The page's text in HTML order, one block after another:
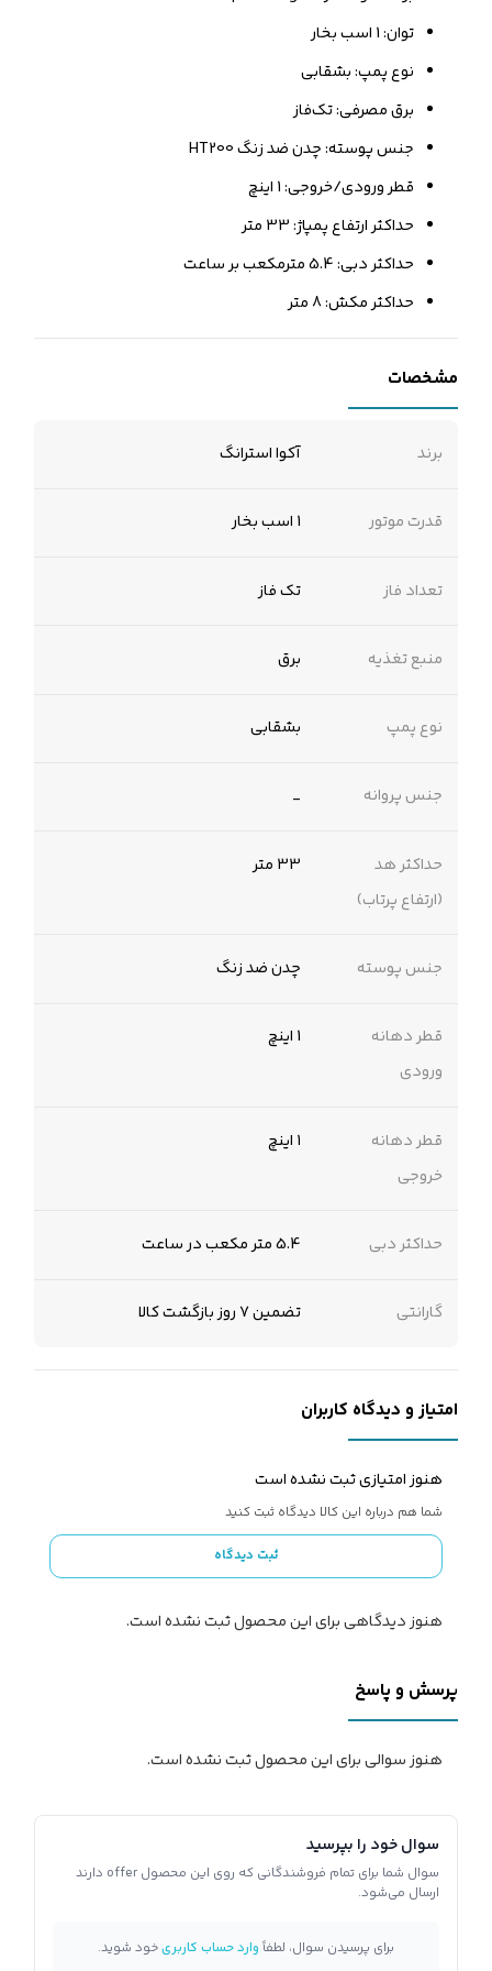
توان: 1 اسب بخار
نوع پمپ: بشقابی
برق مصرفی: تک‌فاز
جنس پوسته: چدن ضد زنگ HT200
قطر ورودی/خروجی: 1 اینچ
حداکثر ارتفاع پمپاژ: 33 متر
حداکثر دبی: 5.4 مترمکعب بر ساعت
حداکثر مکش: 8 متر
مشخصات
برند آکوا استرانگ
قدرت موتور 1 اسب بخار
تعداد فاز تک فاز
منبع تغذیه برق
نوع پمپ بشقابی
جنس پروانه _
حداکثر هد
(ارتفاع پرتاب)
33 متر
جنس پوسته چدن ضد زنگ
قطر دهانه
ورودی
1 اینچ
قطر دهانه
خروجی
۱ اینچ
حداکثر دبی 5.4 متر مکعب در ساعت
گارانتی تضمین 7 روز بازگشت کالا
امتیاز و دیدگاه کاربران
هنوز امتیازی ثبت نشده است
شما هم درباره این کالا دیدگاه ثبت کنید
ثبت دیدگاه
هنوز دیدگاهی برای این محصول ثبت نشده است.
پرسش و پاسخ
هنوز سوالی برای این محصول ثبت نشده است.
سوال خود را بپرسید
سوال شما برای تمام فروشندگانی که روی این محصول offer دارند
ارسال می‌شود.
برای پرسیدن سوال، لطفاًوارد حساب کاربریخود شوید.